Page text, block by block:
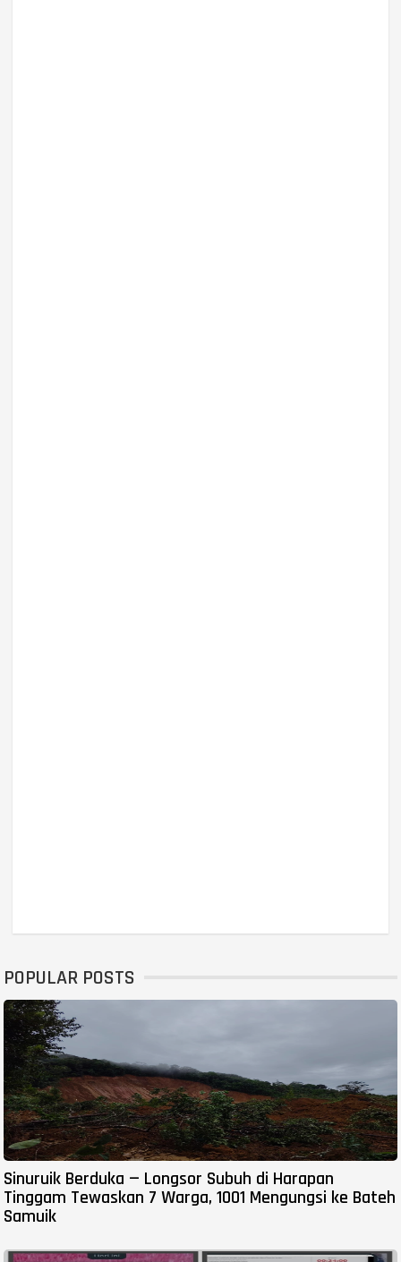
POPULAR POSTS
Sinuruik Berduka — Longsor Subuh di Harapan
Tinggam Tewaskan 7 Warga, 1001 Mengungsi ke Bateh
Samuik